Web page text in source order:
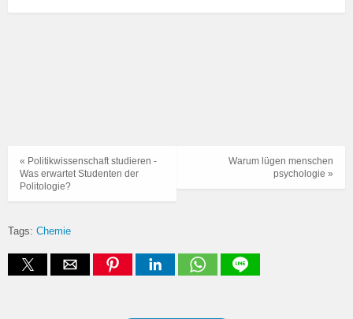
Warum lügen menschen
psychologie »
« Politikwissenschaft studieren -
Was erwartet Studenten der
Politologie?
Tags: Chemie